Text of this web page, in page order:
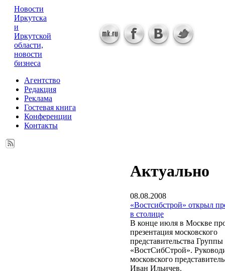
Новости
Иркутска
и
Иркутской
области,
новости
бизнеса
Агентство
Редакция
Реклама
Гостевая книга
Конференции
Контакты
Актуально
08.08.2008
«Востсибстрой» открыл
в столице
В конце июля в Москве
презентация московского
представительства
«ВостСибСтрой».
московского
Иван Ильичев.